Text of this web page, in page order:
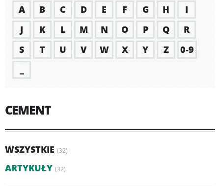
A B C D E F G H
I
J
K L M N O P Q
R
S
T U V W X Y Z
0-9
CEMENT
WSZYSTKIE (32)
ARTYKUŁY (32)